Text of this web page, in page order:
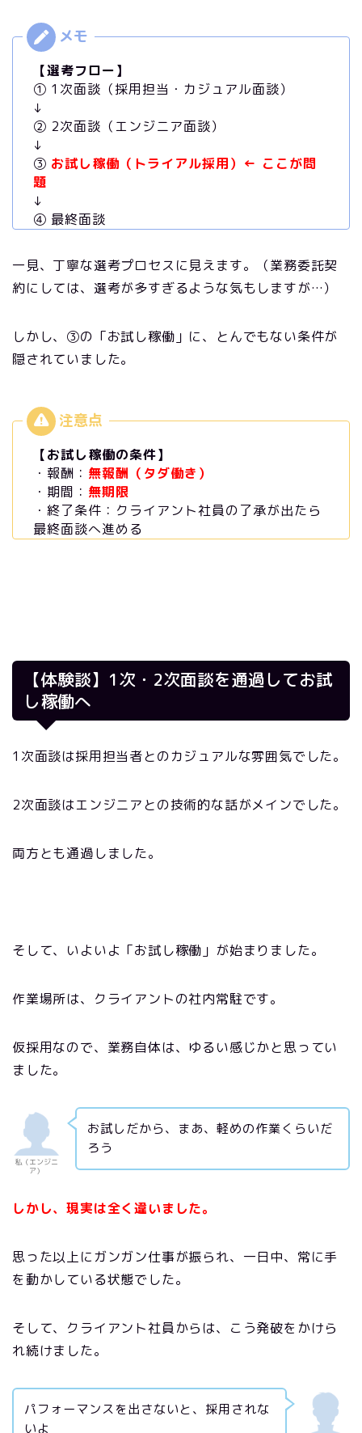
【選考フロー】
① 1次面談（採用担当・カジュアル面談）
↓
② 2次面談（エンジニア面談）
↓
③ お試し稼働（トライアル採用）← ここが問
題
↓
④ 最終面談
一見、丁寧な選考プロセスに見えます。（業務委託契
約にしては、選考が多すぎるような気もしますが…）
しかし、③の「お試し稼働」に、とんでもない条件が
隠されていました。
【お試し稼働の条件】
・報酬： 無報酬（タダ働き）
・期間： 無期限
・終了条件：クライアント社員の了承が出たら
最終面談へ進める
【体験談】1次・2次面談を通過してお試
し稼働へ
1次面談は採用担当者とのカジュアルな雰囲気でした。
2次面談はエンジニアとの技術的な話がメインでした。
両方とも通過しました。
そして、いよいよ「お試し稼働」が始まりました。
作業場所は、クライアントの社内常駐です。
仮採用なので、業務自体は、ゆるい感じかと思ってい
ました。
私（エンジニ
ア）
お試しだから、まあ、軽めの作業くらいだ
ろう
しかし、現実は全く違いました。
思った以上にガンガン仕事が振られ、一日中、常に手
を動かしている状態でした。
そして、クライアント社員からは、こう発破をかけら
れ続けました。
パフォーマンスを出さないと、採用されな
いよ